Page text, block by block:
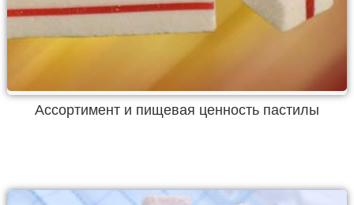
Ассортимент и пищевая ценность пастилы